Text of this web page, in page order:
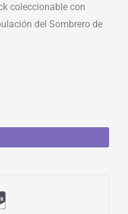
coleccionable con
del Sombrero de